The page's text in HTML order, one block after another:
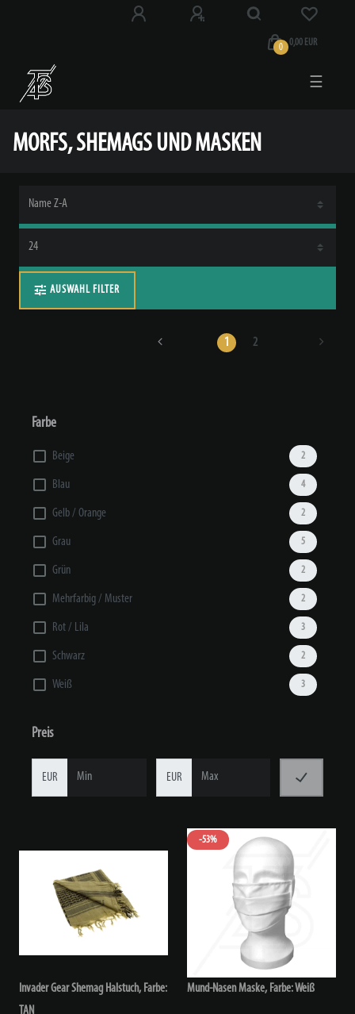
0 0,00 EUR
☰
MORFS, SHEMAGS UND MASKEN
AUSWAHL FILTER
1 2
Farbe
Beige 2
Blau 4
Gelb / Orange 2
Grau 5
Grün 2
Mehrfarbig / Muster 2
Rot / Lila 3
Schwarz 2
Weiß 3
Preis
EUR EUR
Invader Gear Shemag Halstuch, Farbe:
TAN
-53%
Mund-Nasen Maske, Farbe: Weiß